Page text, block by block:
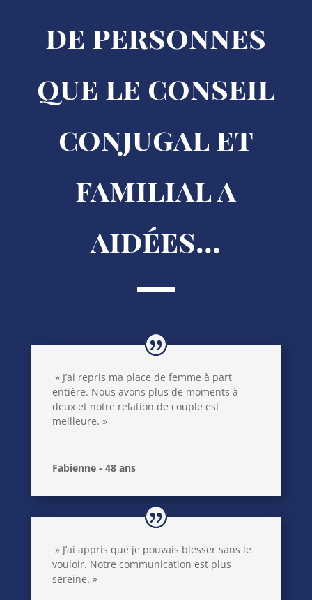
de personnes
que le conseil
conjugal et
familial a
aidées…
» J’ai repris ma place de femme à part
entière. Nous avons plus de moments à
deux et notre relation de couple est
meilleure. »
Fabienne - 48 ans
» J’ai appris que je pouvais blesser sans le
vouloir. Notre communication est plus
sereine. »